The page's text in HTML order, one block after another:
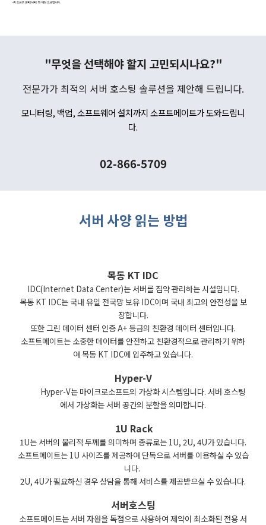
"무엇을 선택해야 할지 고민되시나요?"
전문가가 최적의 서버 호스팅 솔루션을 제안해 드립니다.
모니터링, 백업, 소프트웨어 설치까지 소프트메이트가 도와드립니
다.
02-866-5709
서버 사양 읽는 방법
목동 KT IDC
IDC(Internet Data Center)는 서버를 집약 관리하는 시설입니다.
목동 KT IDC는 국내 유일 전국망 보유 IDC이며 국내 최고의 안전성을 보
장합니다.
또한 그린 데이터 센터 인증 A+ 등급의 친환경 데이터 센터입니다.
소프트메이트는 소중한 데이터를 안전하고 친환경적으로 관리하기 위하
여 목동 KT IDC에 입주하고 있습니다.
Hyper-V
Hyper-V는 마이크로소프트의 가상화 시스템입니다. 서버 호스팅
에서 가상화는 서버 공간의 분할을 의미합니다.
1U Rack
1U는 서버의 물리적 두께를 의미하며 종류로는 1U, 2U, 4U가 있습니다.
소프트메이트는 1U 사이즈를 제공하여 단독으로 서버를 이용하실 수 있습
니다.
2U, 4U가 필요하신 경우 상담을 통해 서비스를 제공받으실 수 있습니다.
서버호스팅
소프트메이트는 서버 자원을 독점으로 사용하여 제약이 최소화된 전용 서